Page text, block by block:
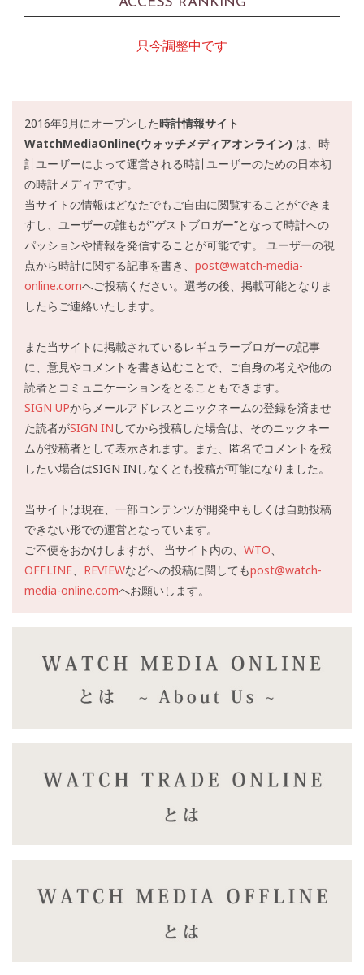
只今調整中です
2016年9月にオープンした時計情報サイト
WatchMediaOnline(ウォッチメディアオンライン) は、時
計ユーザーによって運営される時計ユーザーのための日本初
の時計メディアです。
当サイトの情報はどなたでもご自由に閲覧することができま
すし、ユーザーの誰もが"ゲストブロガー”となって時計への
パッションや情報を発信することが可能です。 ユーザーの視
点から時計に関する記事を書き、 post@watch-media-
online.comへご投稿ください。選考の後、掲載可能となりま
したらご連絡いたします。
また当サイトに掲載されているレギュラーブロガーの記事
に、意見やコメントを書き込むことで、ご自身の考えや他の
読者とコミュニケーションをとることもできます。
SIGN UPからメールアドレスとニックネームの登録を済ませ
た読者がSIGN IN してから投稿した場合は、そのニックネー
ムが投稿者として表示されます。また、匿名でコメントを残
したい場合はSIGN INしなくとも投稿が可能になりました。
当サイトは現在、一部コンテンツが開発中もしくは自動投稿
できない形での運営となっています。
ご不便をおかけしますが、 当サイト内の、 WTO
OFFLINE
REVIEWなどへの投稿に関してもpost@watch-
media-online.comへお願いします。